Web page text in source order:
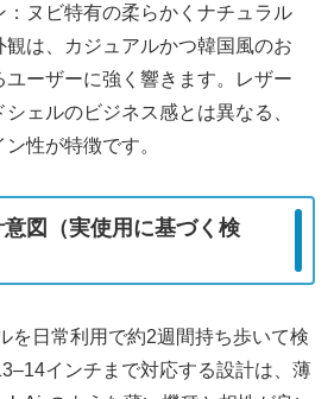
：ヌビ特有の柔らかくナチュラル
観は、カジュアルかつ韓国風のお
ユーザーに強く響きます。レザー
ェルのビジネス感とは異なる、
性が特徴です。
図（実使用に基づく検
を日常利用で約2週間持ち歩いて検
インチまで対応する設計は、薄